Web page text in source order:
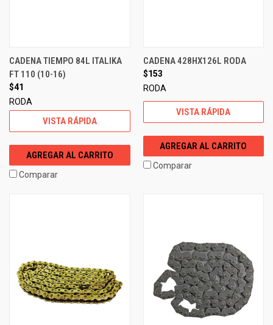
CADENA TIEMPO 84L ITALIKA
FT 110 (10-16)
$41
RODA
VISTA RÁPIDA
AGREGAR AL CARRITO
Comparar
CADENA 428HX126L RODA
$153
RODA
VISTA RÁPIDA
AGREGAR AL CARRITO
Comparar